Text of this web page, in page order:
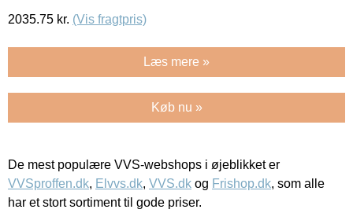
2035.75 kr. (Vis fragtpris)
Læs mere »
Køb nu »
De mest populære VVS-webshops i øjeblikket er
VVSproffen.dk, Elvvs.dk, VVS.dk og Frishop.dk, som alle
har et stort sortiment til gode priser.